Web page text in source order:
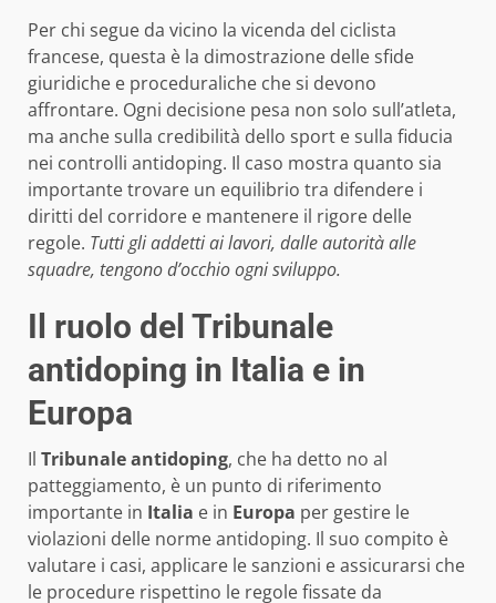
Per chi segue da vicino la vicenda del ciclista
francese, questa è la dimostrazione delle sfide
giuridiche e proceduraliche che si devono
affrontare. Ogni decisione pesa non solo sull’atleta,
ma anche sulla credibilità dello sport e sulla fiducia
nei controlli antidoping. Il caso mostra quanto sia
importante trovare un equilibrio tra difendere i
diritti del corridore e mantenere il rigore delle
regole. Tutti gli addetti ai lavori, dalle autorità alle
squadre, tengono d’occhio ogni sviluppo.
Il ruolo del Tribunale
antidoping in Italia e in
Europa
Il Tribunale antidoping, che ha detto no al
patteggiamento, è un punto di riferimento
importante in Italia e in Europa per gestire le
violazioni delle norme antidoping. Il suo compito è
valutare i casi, applicare le sanzioni e assicurarsi che
le procedure rispettino le regole fissate da